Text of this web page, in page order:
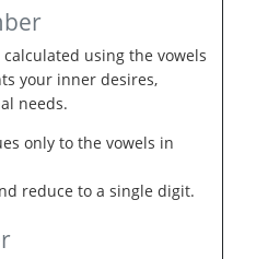
using the vowels
your inner desires,
needs.
only to the vowels in
reduce to a single digit.